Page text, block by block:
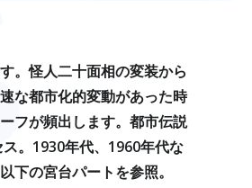
。怪人二十面相の変装から
な都市化的変動があった時
フが頻出します。都市伝説
。1930年代、1960年代な
下の宮台パートを参照。